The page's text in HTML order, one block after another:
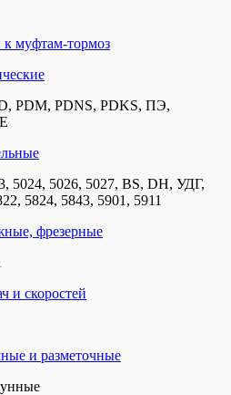
к муфтам-тормоз
PDM, PDNS, PDKS, ПЭ,
5024, 5026, 5027, BS, DH, УДГ,
5824, 5843, 5901, 5911
фрезерные
и скоростей
и разметочные